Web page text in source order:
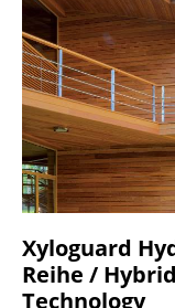
Xyloguard
Reihe /
Technology